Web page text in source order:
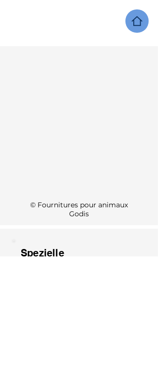
© Fournitures pour animaux
Godis
Spezielle